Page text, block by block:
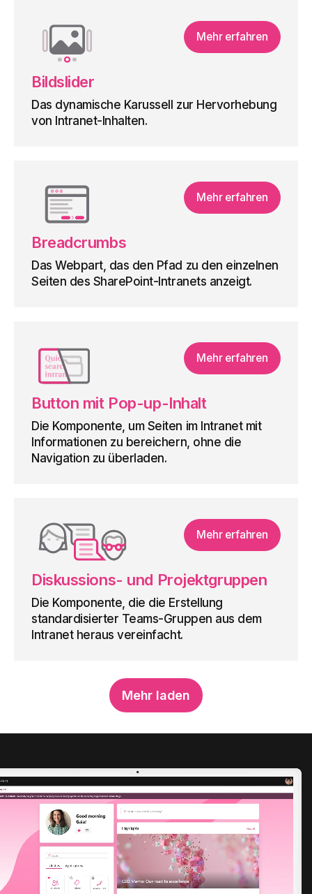
Mehr erfahren
Bildslider
Das dynamische Karussell zur Hervorhebung
von Intranet-Inhalten.
Mehr erfahren
Breadcrumbs
Das Webpart, das den Pfad zu den einzelnen
Seiten des SharePoint-Intranets anzeigt.
Mehr erfahren
Button mit Pop-up-Inhalt
Die Komponente, um Seiten im Intranet mit
Informationen zu bereichern, ohne die
Navigation zu überladen.
Mehr erfahren
Diskussions- und Projektgruppen
Die Komponente, die die Erstellung
standardisierter Teams-Gruppen aus dem
Intranet heraus vereinfacht.
Mehr erfahren
Die Lösung, die es ermöglicht,
Unternehmensdokumente zu verteilen und
deren Einsichtnahme nachzuverfolgen.
Mehr erfahren
Mehr laden